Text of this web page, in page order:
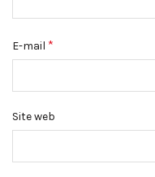
E-mail *
Site web